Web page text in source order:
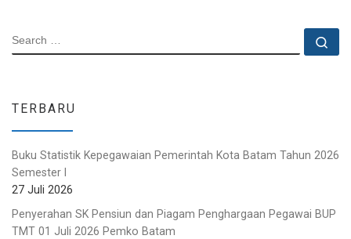
SEARCH
TERBARU
Buku Statistik Kepegawaian Pemerintah Kota Batam Tahun 2026
Semester I
27 Juli 2026
Penyerahan SK Pensiun dan Piagam Penghargaan Pegawai BUP
TMT 01 Juli 2026 Pemko Batam